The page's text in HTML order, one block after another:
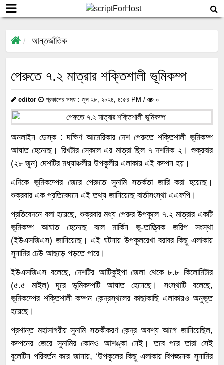
আন্তর্জাতিক
পেরুতে ৭.২ মাত্রার শক্তিশালী ভূমিকম্প
editor প্রকাশের সময় : জুন ২৮, ২০২৪, ৪:৫৪ PM / ০
অনলাইন ডেস্ক : দক্ষিণ আমেরিকার দেশ পেরুতে শক্তিশালী ভূমিকম্প
আঘাত হেনেছে। রিখটার স্কেলে এর মাত্রা ছিল ৭ দশমিক ২। শুক্রবার
(২৮ জুন) দেশটির মধ্যাঞ্চলীয় উপকূলীয় এলাকায় এই কম্পন হয়।
এদিকে ভূমিকম্পের জেরে পেরুতে সুনামি সতর্কতা জারি করা হয়েছে।
শুক্রবার এক প্রতিবেদনে এই তথ্য জানিয়েছে বার্তাসংস্থা এএফপি।
প্রতিবেদনে বলা হয়েছে, শুক্রবার মধ্য পেরুর উপকূলে ৭.২ মাত্রার একটি
ভূমিকম্প আঘাত হেনেছে বলে মার্কিন ভূ-তাত্ত্বিক জরিপ সংস্থা
(ইউএসজিএস) জানিয়েছে। এই ঘটনায় উপকূলরেখা বরাবর কিছু এলাকায়
সুনামির ঢেউ আছড়ে পড়তে পারে।
ইউএসজিএস বলেছে, দেশটির আটিকুইপা জেলা থেকে ৮.৮ কিলোমিটার
(৫.৫ মাইল) দূরে ভূমিকম্পটি আঘাত হেনেছে। সংস্থাটি বলেছে,
ভূমিকম্পের শক্তিশালী কম্পন কেন্দ্রস্থলের কাছাকাছি এলাকায়ও অনুভূত
হয়েছে।
প্রশান্ত মহাসাগরীয় সুনামি সতর্কীকরণ কেন্দ্র অবশ্য আগে জানিয়েছিল,
কম্পনের জেরে সুনামির কোনও আশঙ্কা নেই। তবে পরে তারা সেই
বুলেটিন পরিবর্তন করে জানায়, ‘উপকূলের কিছু এলাকায় বিপজ্জনক সুনামির